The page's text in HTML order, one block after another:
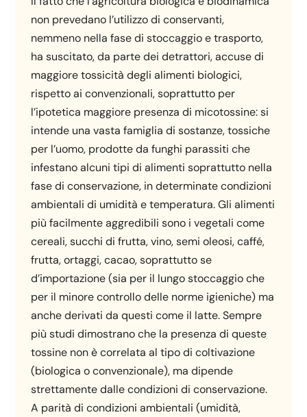
non prevedano l’utilizzo di conservanti,
nemmeno nella fase di stoccaggio e trasporto,
ha suscitato, da parte dei detrattori, accuse di
maggiore tossicità degli alimenti biologici,
rispetto ai convenzionali, soprattutto per
l’ipotetica maggiore presenza di micotossine: si
intende una vasta famiglia di sostanze, tossiche
per l’uomo, prodotte da funghi parassiti che
infestano alcuni tipi di alimenti soprattutto nella
fase di conservazione, in determinate condizioni
ambientali di umidità e temperatura. Gli alimenti
più facilmente aggredibili sono i vegetali come
cereali, succhi di frutta, vino, semi oleosi, caffé,
frutta, ortaggi, cacao, soprattutto se
d’importazione (sia per il lungo stoccaggio che
per il minore controllo delle norme igieniche) ma
anche derivati da questi come il latte. Sempre
più studi dimostrano che la presenza di queste
tossine non è correlata al tipo di coltivazione
(biologica o convenzionale), ma dipende
strettamente dalle condizioni di conservazione.
A parità di condizioni ambientali (umidità,